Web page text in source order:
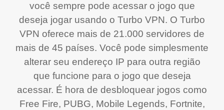
você sempre pode acessar o jogo que
deseja jogar usando o Turbo VPN. O Turbo
VPN oferece mais de 21.000 servidores de
mais de 45 países. Você pode simplesmente
alterar seu endereço IP para outra região
que funcione para o jogo que deseja
acessar. É hora de desbloquear jogos como
Free Fire, PUBG, Mobile Legends, Fortnite,